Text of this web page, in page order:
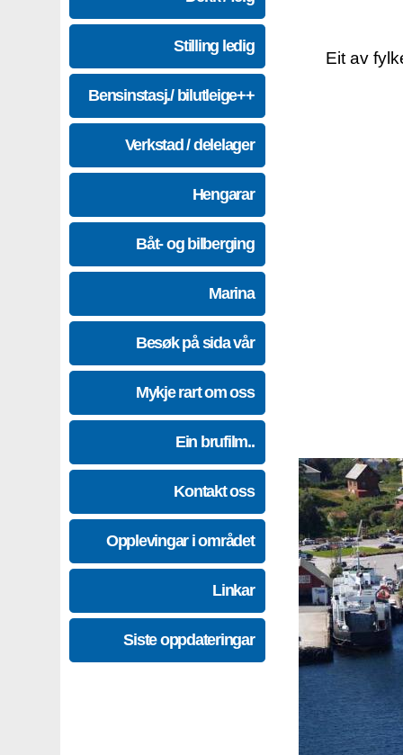
Stilling ledig
Bensinstasj./ bilutleige++
Verkstad / delelager
Hengarar
Båt- og bilberging
Marina
Besøk på sida vår
Mykje rart om oss
Ein brufilm..
Kontakt oss
Opplevingar i området
Linkar
Siste oppdateringar
Eit av